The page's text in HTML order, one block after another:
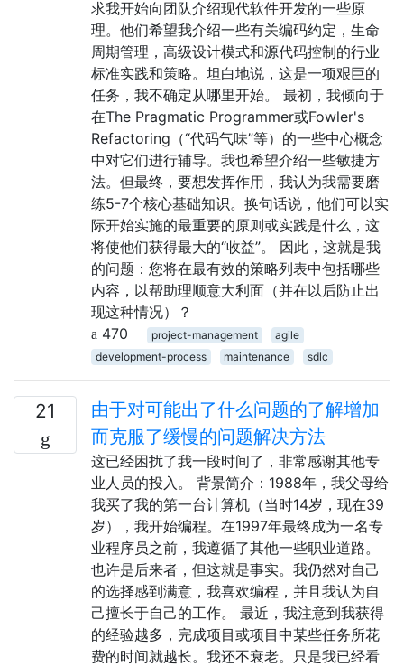
求我开始向团队介绍现代软件开发的一些原
理。他们希望我介绍一些有关编码约定，生命
周期管理，高级设计模式和源代码控制的行业
标准实践和策略。坦白地说，这是一项艰巨的
任务，我不确定从哪里开始。 最初，我倾向于
在The Pragmatic Programmer或Fowler's
Refactoring（“代码气味”等）的一些中心概念
中对它们进行辅导。我也希望介绍一些敏捷方
法。但最终，要想发挥作用，我认为我需要磨
练5-7个核心基础知识。换句话说，他们可以实
际开始实施的最重要的原则或实践是什么，这
将使他们获得最大的“收益”。 因此，这就是我
的问题：您将在最有效的策略列表中包括哪些
内容，以帮助理顺意大利面（并在以后防止出
现这种情况）？
470
project-management
agile
development-process
maintenance sdlc
21
由于对可能出了什么问题的了解增加
而克服了缓慢的问题解决方法
这已经困扰了我一段时间了，非常感谢其他专
业人员的投入。 背景简介：1988年，我父母给
我买了我的第一台计算机（当时14岁，现在39
岁），我开始编程。在1997年最终成为一名专
业程序员之前，我遵循了其他一些职业道路。
也许是后来者，但这就是事实。我仍然对自己
的选择感到满意，我喜欢编程，并且我认为自
己擅长于自己的工作。 最近，我注意到我获得
的经验越多，完成项目或项目中某些任务所花
费的时间就越长。我还不衰老。只是我已经看